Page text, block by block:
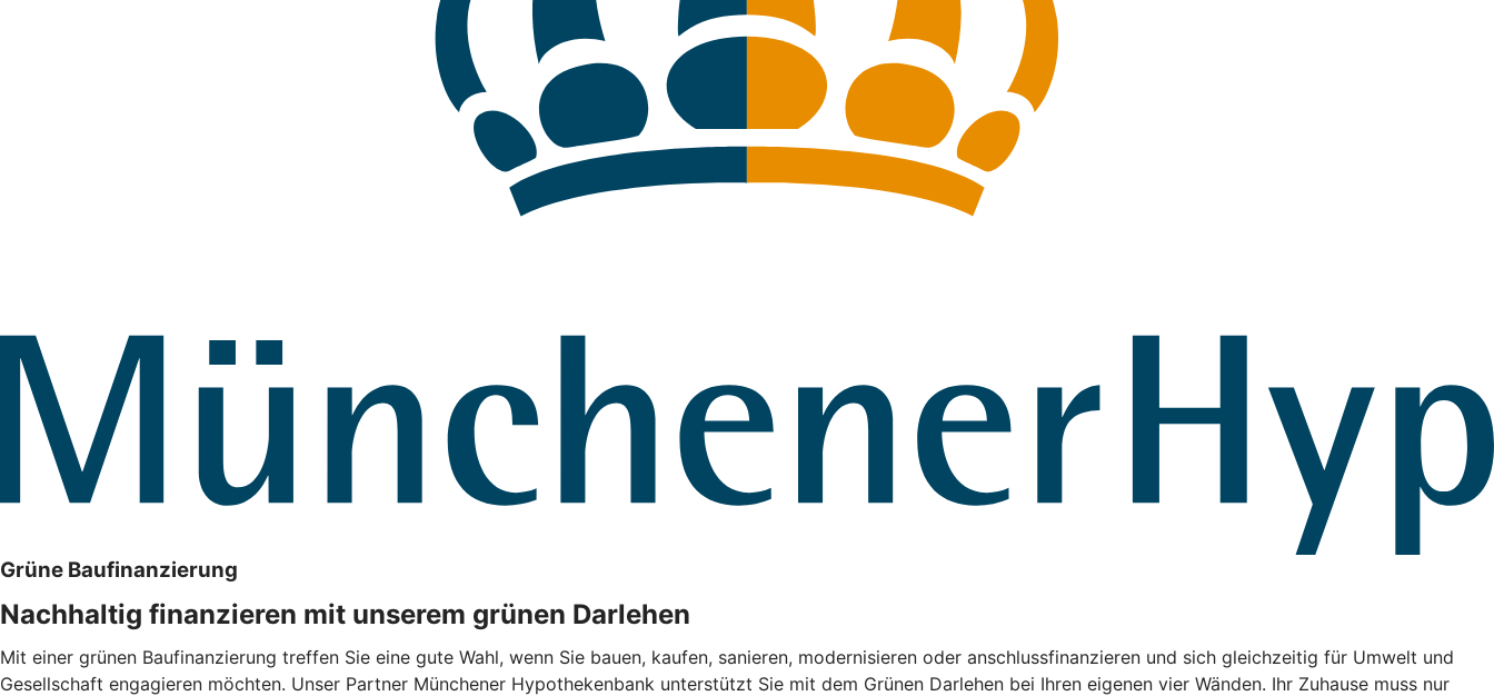
Grüne Baufinanzierung
Nachhaltig finanzieren mit unserem grünen Darlehen
Mit einer grünen Baufinanzierung treffen Sie eine gute Wahl, wenn Sie bauen, kaufen, sanieren, modernisieren oder anschlussfinanzieren und sich gleichzeitig für Umwelt und
Gesellschaft engagieren möchten. Unser Partner Münchener Hypothekenbank unterstützt Sie mit dem Grünen Darlehen bei Ihren eigenen vier Wänden. Ihr Zuhause muss nur